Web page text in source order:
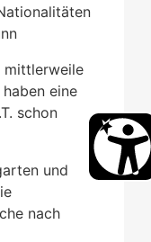
mittlerweile
eine
schon
und
nach